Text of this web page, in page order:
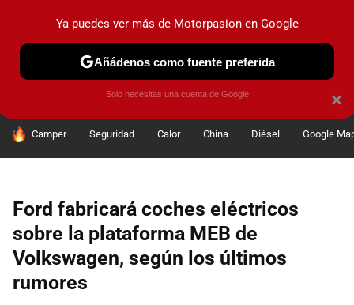
PRUEBAS COCHES ELÉCTRICOS OBSERVATORIO
HOY SE HABLA DE
Camper Seguridad Calor China Diésel Google
Ford fabricará coches eléctricos
sobre la plataforma MEB de
Volkswagen, según los últimos
rumores
×
Ya puedes ver más de Motorpasion en Google
Añádenos como fuente preferida
Solo necesitas una cuenta de Google